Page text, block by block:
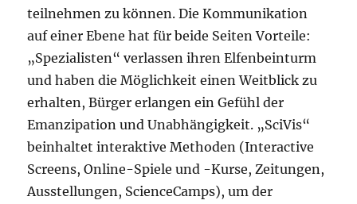
teilnehmen zu können. Die Kommunikation
auf einer Ebene hat für beide Seiten Vorteile:
„Spezialisten“ verlassen ihren Elfenbeinturm
und haben die Möglichkeit einen Weitblick zu
erhalten, Bürger erlangen ein Gefühl der
Emanzipation und Unabhängigkeit. „SciVis“
beinhaltet interaktive Methoden (Interactive
Screens, Online-Spiele und -Kurse, Zeitungen,
Ausstellungen, ScienceCamps), um der